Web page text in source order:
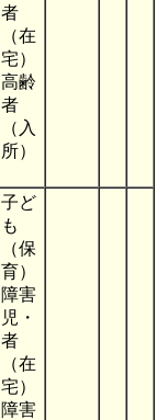
者
（在
宅）
高齢
者
（入
所）
子ど
も
（保
育）
障害
児・
者
（在
宅）
障害